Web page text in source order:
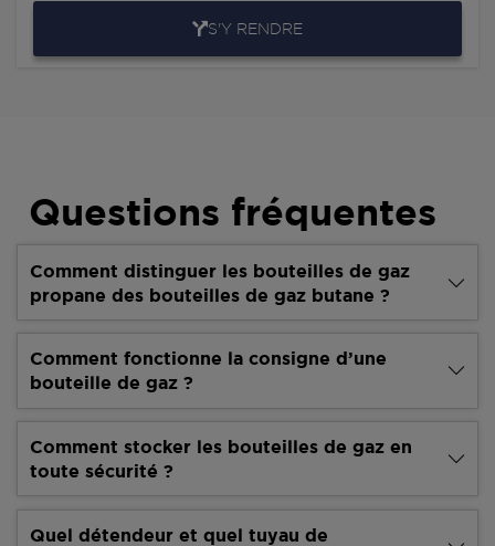
S'Y RENDRE
Questions fréquentes
Comment distinguer les bouteilles de gaz
propane des bouteilles de gaz butane ?
Comment fonctionne la consigne d’une
bouteille de gaz ?
Comment stocker les bouteilles de gaz en
toute sécurité ?
Quel détendeur et quel tuyau de